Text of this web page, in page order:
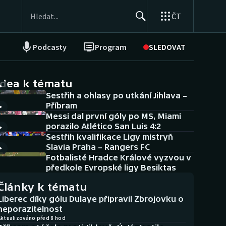
ČT
Podcasty Program SLEDOVAT
NEPŘEHLÉDNĚTE
Historické návraty
Aplikace ČT sport
AZ kvíz
k tématu
Sestřih a ohlasy po utkání Jihlava –
Příbram
Messi dal první góly po MS, Miami
porazilo Atlético San Luis 4:2
Sestřih kvalifikace Ligy mistryň
Slavia Praha – Rangers FC
Fotbalisté Hradce Králové vyzvou v
předkole Evropské ligy Besiktas
k tématu
díky gólu Dulaye připravil Zbrojovku o
před 8 hod